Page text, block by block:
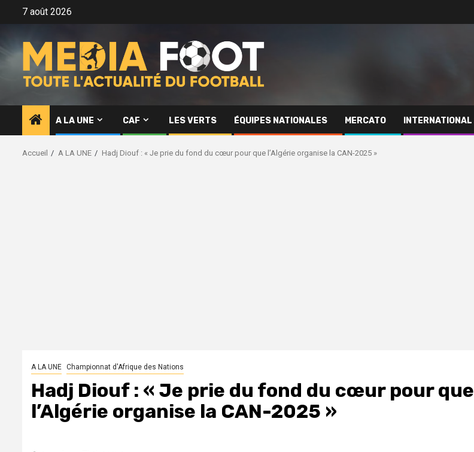
7 août 2026
A LA UNE CAF LES VERTS ÉQUIPES NATIONALES MERCATO INTERNATIONAL
Accueil A LA UNE Hadj Diouf : « Je prie du fond du cœur pour que l’Algérie organise la CAN-2025 »
A LA UNE Championnat d'Afrique des Nations
Hadj Diouf : « Je prie du fond du cœur pour que
l’Algérie organise la CAN-2025 »